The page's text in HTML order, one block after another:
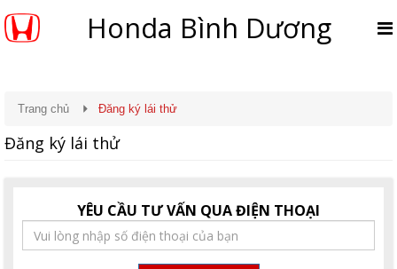
Honda Bình Dương
Trang chủ Đăng ký lái thử
Đăng ký lái thử
YÊU CẦU TƯ VẤN QUA ĐIỆN THOẠI